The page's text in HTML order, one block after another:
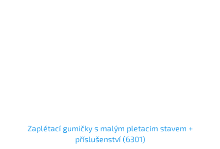
Zaplétací gumičky s malým pletacím stavem +
příslušenství (6301)